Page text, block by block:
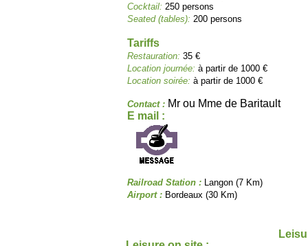
Cocktail: 250 persons
Seated (tables): 200 persons
Tariffs
Restauration: 35 €
Location journée: à partir de 1000 €
Location soirée: à partir de 1000 €
Contact : Mr ou Mme de Baritault
E mail :
Railroad Station : Langon (7 Km)
Airport : Bordeaux (30 Km)